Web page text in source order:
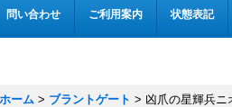
問い合わせ ご利用案内 状態表記
ホーム > ブラントゲート > 凶爪の星輝兵ニ